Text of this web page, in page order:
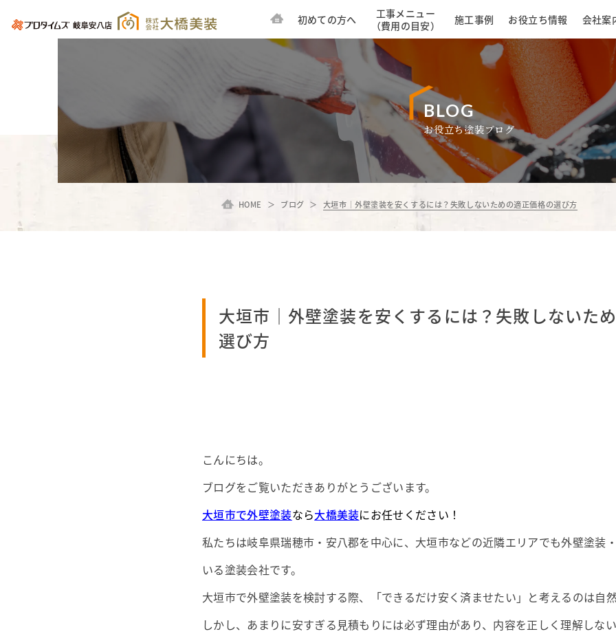
初めての方へ
工事メニュー
（費用の目安）
施工事例 お役立ち情報 会社案
BLOG
お役立ち塗装ブログ
HOME ブログ 大垣市｜外壁塗装を安くするには？失敗しないための適正価格の選び方
大垣市｜外壁塗装を安くするには？失敗しないた
選び方
こんにちは。
ブログをご覧いただきありがとうございます。
大垣市で外壁塗装なら大橋美装にお任せください！
私たちは岐阜県瑞穂市・安八郡を中心に、大垣市などの近隣エリアでも外壁塗装
いる塗装会社です。
大垣市で外壁塗装を検討する際、「できるだけ安く済ませたい」と考えるのは自
しかし、あまりに安すぎる見積もりには必ず理由があり、内容を正しく理解しな